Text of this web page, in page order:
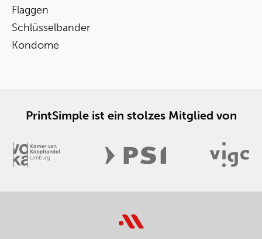
Flaggen
Schlüsselbander
Kondome
PrintSimple ist ein stolzes Mitglied von